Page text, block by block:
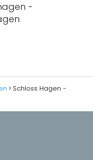
-
Schloss Hagen -